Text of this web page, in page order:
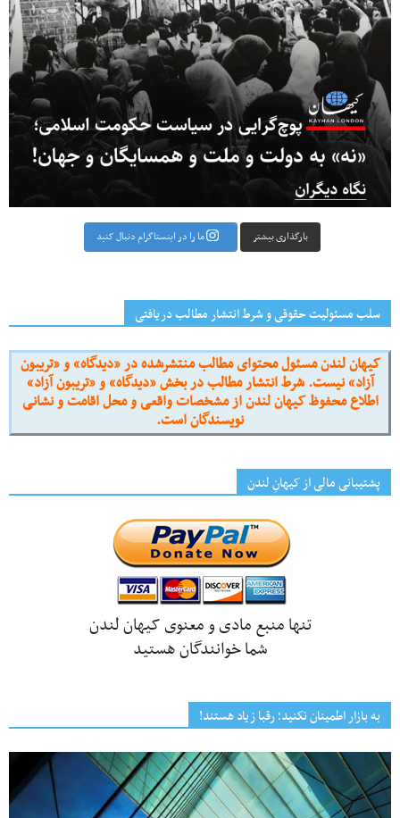
بارگذاری بیشتر ما را در اینستاگرام دنبال کنید
سلب مسئولیت حقوقی و شرط انتشار مطالب دریافتی
کیهان لندن مسئول محتوای مطالب منتشرشده در «دیدگاه» و «تریبون
آزاد» نیست. شرط انتشار مطالب در بخش «دیدگاه» و «تریبون آزاد»
اطلاع محفوظ کیهان لندن از مشخصات واقعی و محل اقامت و نشانی
نویسندگان است.
پشتیبانی مالی از کیهانِ لندن
تنها منبع مادی و معنوی کیهان لندن
شما خوانندگان هستید
به بازار اطمینان نکنید؛ رقبا زیاد هستند!